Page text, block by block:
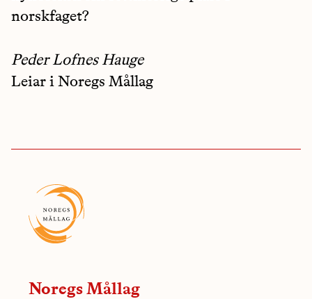
norskfaget?
Peder Lofnes Hauge
Leiar i Noregs Mållag
Noregs Mållag